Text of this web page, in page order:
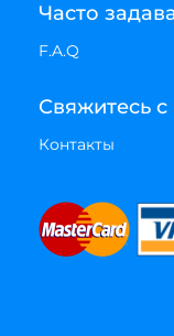
Часто
F.A.Q
Свяжитесь
Контакты